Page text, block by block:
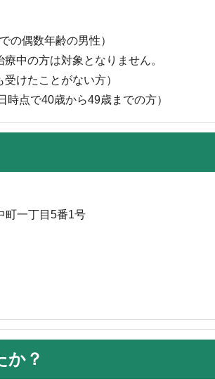
の偶数年齢の男性）
中の方は対象となりません。
けたことがない方）
点で40歳から49歳までの方）
一丁目5番1号
か？